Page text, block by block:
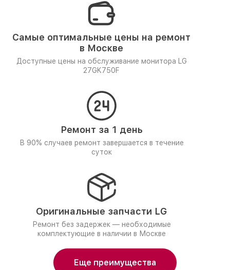
Самые оптимальные цены на ремонт
в Москве
Доступные цены на обслуживание монитора LG
27GK750F
Ремонт за 1 день
В 90% случаев ремонт завершается в течение
суток
Оригинальные запчасти LG
Ремонт без задержек — необходимые
комплектующие в наличии в Москве
Еще преимущества